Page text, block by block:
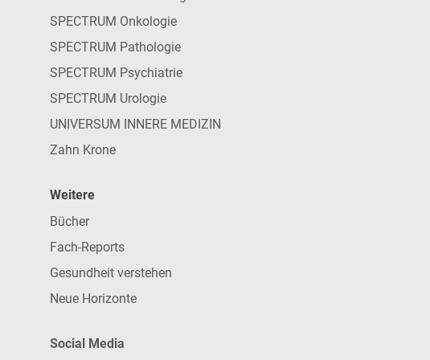
SPECTRUM Onkologie
SPECTRUM Pathologie
SPECTRUM Psychiatrie
SPECTRUM Urologie
UNIVERSUM INNERE MEDIZIN
Zahn Krone
Weitere
Bücher
Fach-Reports
Gesundheit verstehen
Neue Horizonte
Social Media